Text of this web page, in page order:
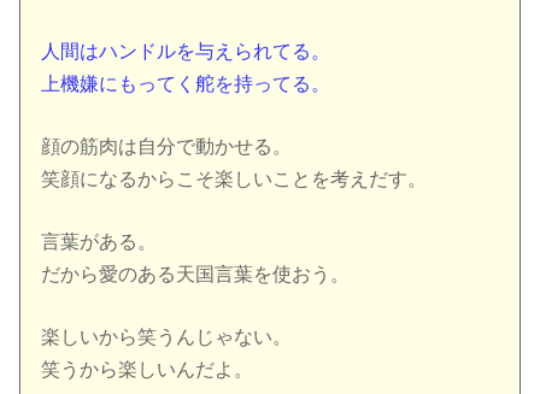
人間はハンドルを与えられてる。
上機嫌にもってく舵を持ってる。
顔の筋肉は自分で動かせる。
笑顔になるからこそ楽しいことを考えだす。
言葉がある。
だから愛のある天国言葉を使おう。
楽しいから笑うんじゃない。
笑うから楽しいんだよ。